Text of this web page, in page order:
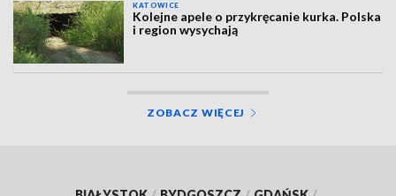
KATOWICE
Kolejne apele o przykręcanie kurka. Polska
i region wysychają
ZOBACZ WIĘCEJ